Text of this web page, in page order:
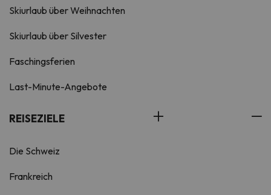
Skiurlaub über Weihnachten
Skiurlaub über Silvester
Faschingsferien
Last-Minute-Angebote
REISEZIELE
Die Schweiz
Frankreich